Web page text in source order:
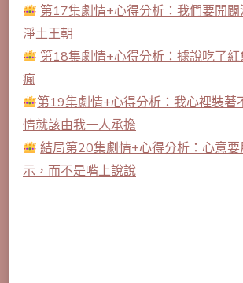
第17集劇情+心得分析：我們要開
淨土王朝
第18集劇情+心得分析：據說吃了
瘋
第19集劇情+心得分析：我心裡裝著
情就該由我一人承擔
結局第20集劇情+心得分析：心意
示，而不是嘴上說說